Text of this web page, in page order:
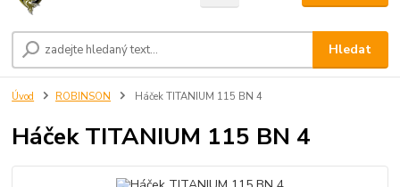
Hledat
Úvod ROBINSON Háček TITANIUM 115 BN 4
Háček TITANIUM 115 BN 4